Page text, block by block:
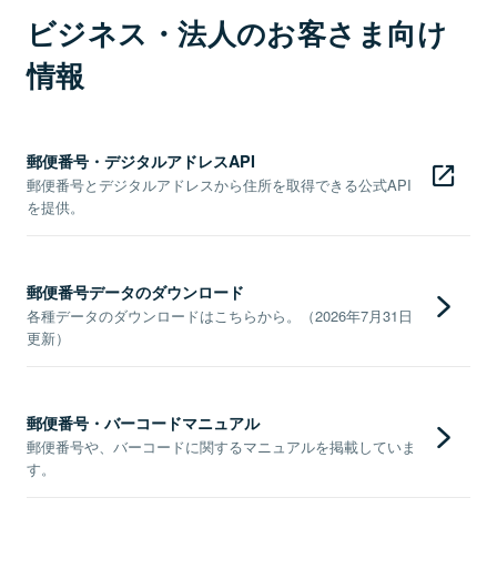
ビジネス・法人のお客さま向け
情報
郵便番号・デジタルアドレスAPI
郵便番号とデジタルアドレスから住所を取得できる公式API
を提供。
郵便番号データのダウンロード
各種データのダウンロードはこちらから。（2026年7月31日
更新）
郵便番号・バーコードマニュアル
郵便番号や、バーコードに関するマニュアルを掲載していま
す。